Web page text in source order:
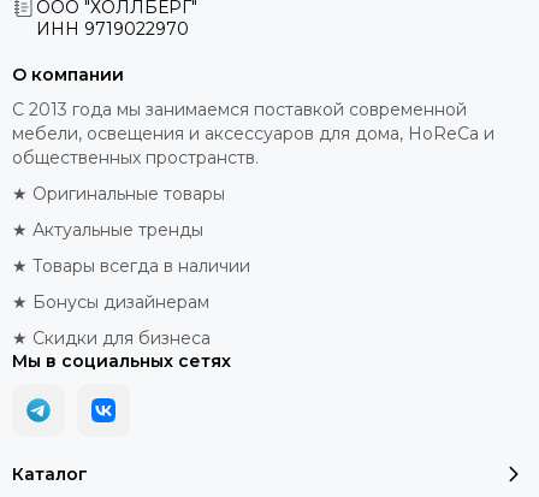
ООО "ХОЛЛБЕРГ"
ИНН 9719022970
Каталог
О компании
С 2013 года мы занимаемся поставкой современной
мебели, освещения и аксессуаров для дома, HoReCa и
общественных пространств.
★ Оригинальные товары
★ Актуальные тренды
★ Товары всегда в наличии
★ Бонусы дизайнерам
★ Скидки для бизнеса
Мы в социальных сетях